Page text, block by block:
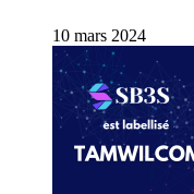
10 mars 2024